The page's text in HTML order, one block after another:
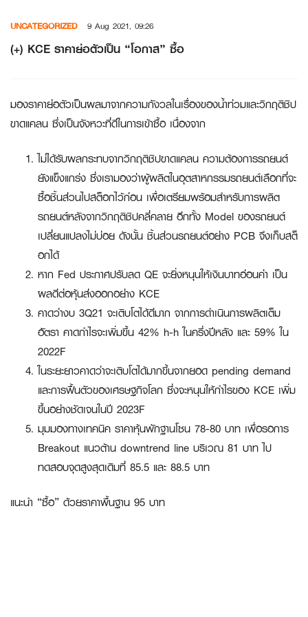
content
UNCATEGORIZED 9 Aug 2021, 09:26
(+) KCE ราคาย่อตัวเป็น “โอกาส” ซื้อ
มองราคาย่อตัวเป็นผลมาจากความกังวลในเรื่องของน้ำท่วมและวิกฤติชิป
ขาดแคลน ซึ่งเป็นจังหวะที่ดีในการเข้าซื้อ เนื่องจาก
ไม่ได้รับผลกระทบจากวิกฤติชิปขาดแคลน ความต้องการรถยนต์
ยังแข็งแกร่ง ซึ่งเรามองว่าผู้ผลิตในอุตสาหกรรมรถยนต์เลือกที่จะ
ซื้อชิ้นส่วนไปสต็อกไว้ก่อน เพื่อเตรียมพร้อมสำหรับการผลิต
รถยนต์หลังจากวิกฤติชิปคลี่คลาย อีกทั้ง Model ของรถยนต์
เปลี่ยนแปลงไม่บ่อย ดังนั้น ชิ้นส่วนรถยนต์อย่าง PCB จึงเก็บสต็
อกได้
หาก Fed ประกาศปรับลด QE จะยิ่งหนุนให้เงินบาทอ่อนค่า เป็น
ผลดีต่อหุ้นส่งออกอย่าง KCE
คาดว่างบ 3Q21 จะเติบโตได้ดีมาก จากการดำเนินการผลิตเต็ม
อัตรา คาดกำไรจะเพิ่มขึ้น 42% h-h ในครึ่งปีหลัง และ 59% ใน
2022F
ในระยะยาวคาดว่าจะเติบโตได้มากขึ้นจากยอด pending demand
และการฟื้นตัวของเศรษฐกิจโลก ซึ่งจะหนุนให้กำไรของ KCE เพิ่ม
ขึ้นอย่างชัดเจนในปี 2023F
มุมมองทางเทคนิค ราคาหุ้นพักฐานโซน 78-80 บาท เพื่อรอการ
Breakout แนวต้าน downtrend line บริเวณ 81 บาท ไป
ทดสอบจุดสูงสุดเดิมที่ 85.5 และ 88.5 บาท
แนะนำ “ซื้อ” ด้วยราคาพื้นฐาน 95 บาท